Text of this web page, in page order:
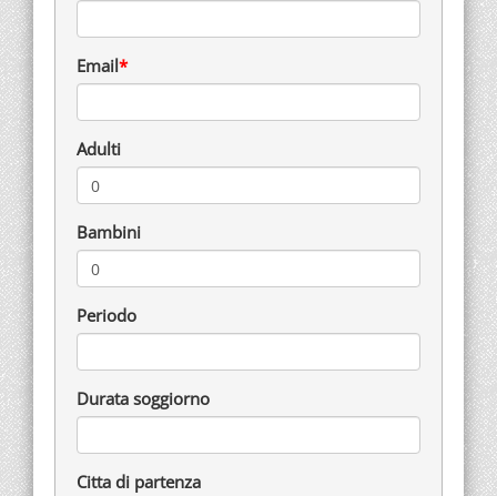
Email
Adulti
Bambini
Periodo
Durata soggiorno
Citta di partenza